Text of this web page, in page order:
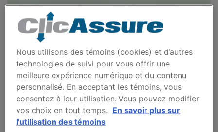
recevez des propositions
adaptées à vos besoins, de la
part de plusieurs assureurs
réputés au Québec.
Obtenez une
Nous utilisons des témoins (cookies) et d’autres
technologies de suivi pour vous offrir une
meilleure expérience numérique et du contenu
personnalisé. En acceptant les témoins, vous
consentez à leur utilisation. Vous pouvez modifier
vos choix en tout temps. En savoir plus sur
l'utilisation des témoins